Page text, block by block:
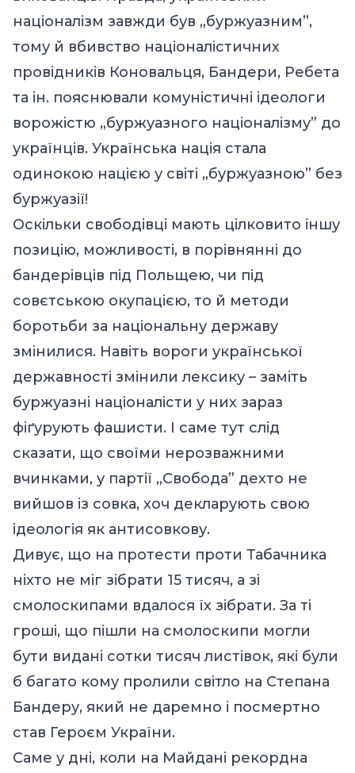
націоналізм завжди був „буржуазним”,
тому й вбивство націоналістичних
провідників Коновальця, Бандери, Ребета
та ін. пояснювали комуністичні ідеологи
ворожістю „буржуазного націоналізму” до
українців. Українська нація стала
одинокою нацією у світі „буржуазною” без
буржуазії!
Оскільки свободівці мають цілковито іншу
позицію, можливості, в порівнянні до
бандерівців під Польщею, чи під
совєтською окупацією, то й методи
боротьби за національну державу
змінилися. Навіть вороги української
державності змінили лексику – заміть
буржуазні націоналісти у них зараз
фіґурують фашисти. І саме тут слід
сказати, що своїми нерозважними
вчинками, у партії „Свобода” дехто не
вийшов із совка, хоч декларують свою
ідеологія як антисовкову.
Дивує, що на протести проти Табачника
ніхто не міг зібрати 15 тисяч, а зі
смолоскипами вдалося їх зібрати. За ті
гроші, що пішли на смолоскипи могли
бути видані сотки тисяч листівок, які були
б багато кому пролили світло на Степана
Бандеру, який не даремно і посмертно
став Героєм України.
Саме у дні, коли на Майдані рекордна